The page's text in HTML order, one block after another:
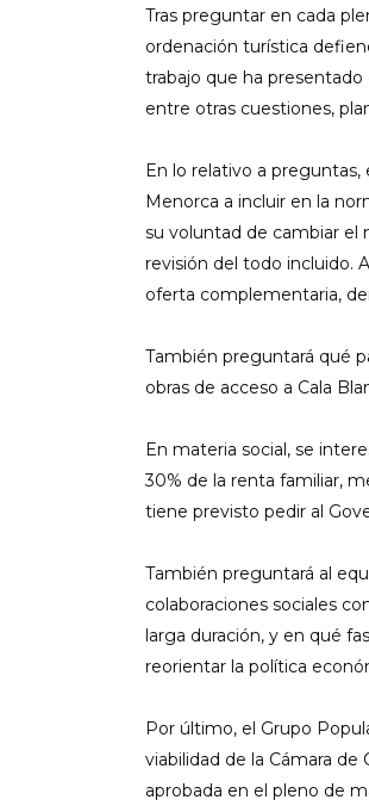
PONENCIA DE
ESTATUTOS
PONENCIA DE ACCIÓN
Tras preguntar en cada
ordenación turística
trabajo que ha
entre otras cuestiones,
En lo relativo a preguntas,
Menorca a incluir en la
su voluntad de cambiar el
revisión del todo incluido.
oferta complementaria,
También preguntará qué
obras de acceso a Cala
En materia social, se
30% de la renta familiar,
tiene previsto pedir al
También preguntará al
colaboraciones sociales
larga duración, y en qué
reorientar la política
Por último, el Grupo
viabilidad de la Cámara
aprobada en el pleno de